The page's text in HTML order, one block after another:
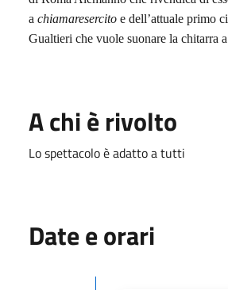
a chiamaresercito e dell’attuale primo
Gualtieri che vuole suonare la chitarra
A chi è rivolto
Lo spettacolo è adatto a tutti
Date e orari